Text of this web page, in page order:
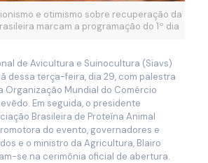
e otimismo sobre recuperação da
marcam a programação do 1º dia
de Avicultura e Suinocultura (Siavs)
dessa terça-feira, dia 29, com palestra
Organização Mundial do Comércio
Em seguida, o presidente
Brasileira de Proteína Animal
do evento, governadores e
e o ministro da Agricultura, Blairo
se na cerimônia oficial de abertura.